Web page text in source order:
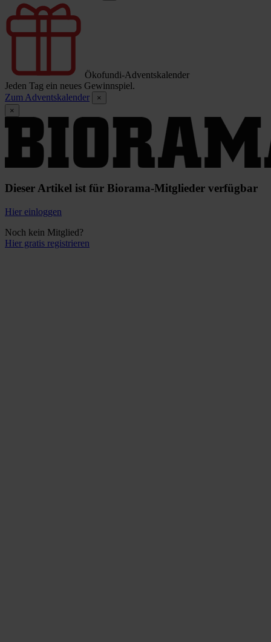
Ökofundi-Adventskalender
Jeden Tag ein neues Gewinnspiel.
Zum Adventskalender
×
×
Dieser Artikel ist für Biorama-Mitglieder verfügbar
Hier einloggen
Noch kein Mitglied?
Hier gratis registrieren